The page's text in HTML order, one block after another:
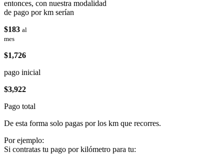
entonces, con nuestra modalidad
de pago por km serían
$183 al
mes
$1,726
pago inicial
$3,922
Pago total
De esta forma solo pagas por los km que recorres.
Por ejemplo:
Si contratas tu pago por kilómetro para tu: